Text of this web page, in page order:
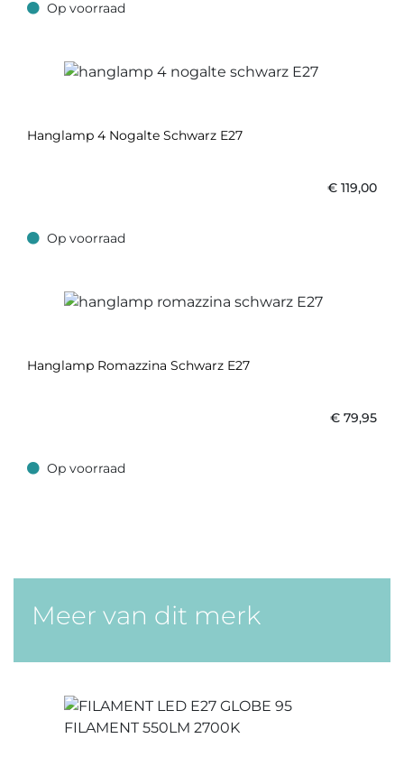
Op voorraad
Op voorraad
Hanglamp 4 Nogalte Schwarz E27
€ 119,00
Op voorraad
Op voorraad
Hanglamp Romazzina Schwarz E27
€ 79,95
Op voorraad
Op voorraad
Meer van dit merk